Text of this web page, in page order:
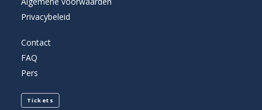
Privacybeleid
Contact
FAQ
Pers
Tickets